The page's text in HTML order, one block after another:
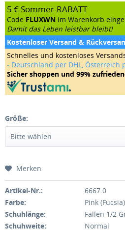
5 € Sommer-RABATT
Code FLUXWN im Warenkorb
Damit das Leben leistbar bleibt!
Kostenloser Versand &
Schnelles und kostenloses
- Deutschland per DHL, Österreich
Sicher shoppen und 99%
Größe:
Merken
Artikel-Nr.:
6667.0
Farbe:
Pink (Fucsia)
Schuhlänge:
Fallen 1/2
Schuhweite:
Normal